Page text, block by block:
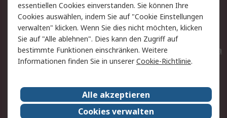
AGB
Datenschutz
Cookie-Richtlinie
Zahlungsbedingungen
Copyright/Impressum
Entsorgung
Elektrogeräte/Batterien
RS weltweit
Karriere bei RS
Nachhaltigkeit
essentiellen Cookies einverstanden. Sie können Ihre
Cookies auswählen, indem Sie auf "Cookie Einstellungen
verwalten" klicken. Wenn Sie dies nicht möchten, klicken
Sie auf "Alle ablehnen". Dies kann den Zugriff auf
bestimmte Funktionen einschränken. Weitere
Informationen finden Sie in unsererCookie-Richtlinie.
Alle akzeptieren
Cookies verwalten